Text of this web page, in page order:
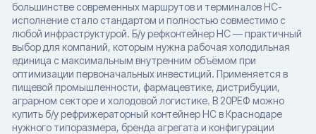
большинстве современных маршрутов и терминалов HC-
исполнение стало стандартом и полностью совместимо с
любой инфраструктурой. Б/у рефконтейнер HC — практичный
выбор для компаний, которым нужна рабочая холодильная
единица с максимальным внутренним объёмом при
оптимизации первоначальных инвестиций. Применяется в
пищевой промышленности, фармацевтике, дистрибуции,
аграрном секторе и холодовой логистике. В 20РЕФ можно
купить б/у рефрижераторный контейнер HC в Краснодаре
нужного типоразмера, бренда агрегата и конфигурации